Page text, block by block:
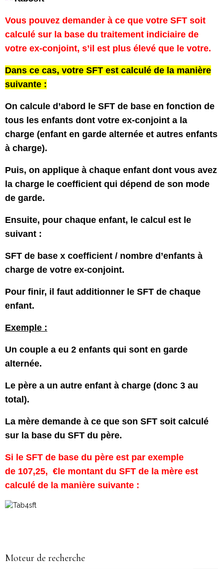
Vous pouvez demander à ce que votre SFT soit
calculé sur la base du traitement indiciaire de
votre ex-conjoint, s’il est plus élevé que le votre.
Dans ce cas, votre SFT est calculé de la manière
suivante :
On calcule d’abord le SFT de base en fonction de
tous les enfants dont votre ex-conjoint a la
charge (enfant en garde alternée et autres enfants
à charge).
Puis, on applique à chaque enfant dont vous avez
la charge le coefficient qui dépend de son mode
de garde.
Ensuite, pour chaque enfant, le calcul est le
suivant :
SFT de base x coefficient / nombre d’enfants à
charge de votre ex-conjoint.
Pour finir, il faut additionner le SFT de chaque
enfant.
Exemple :
Un couple a eu 2 enfants qui sont en garde
alternée.
Le père a un autre enfant à charge (donc 3 au
total).
La mère demande à ce que son SFT soit calculé
sur la base du SFT du père.
Si le SFT de base du père est par exemple
de 107,25, €le montant du SFT de la mère est
calculé de la manière suivante :
Moteur de recherche